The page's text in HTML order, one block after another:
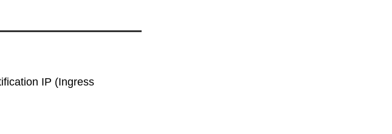
IP (Ingress